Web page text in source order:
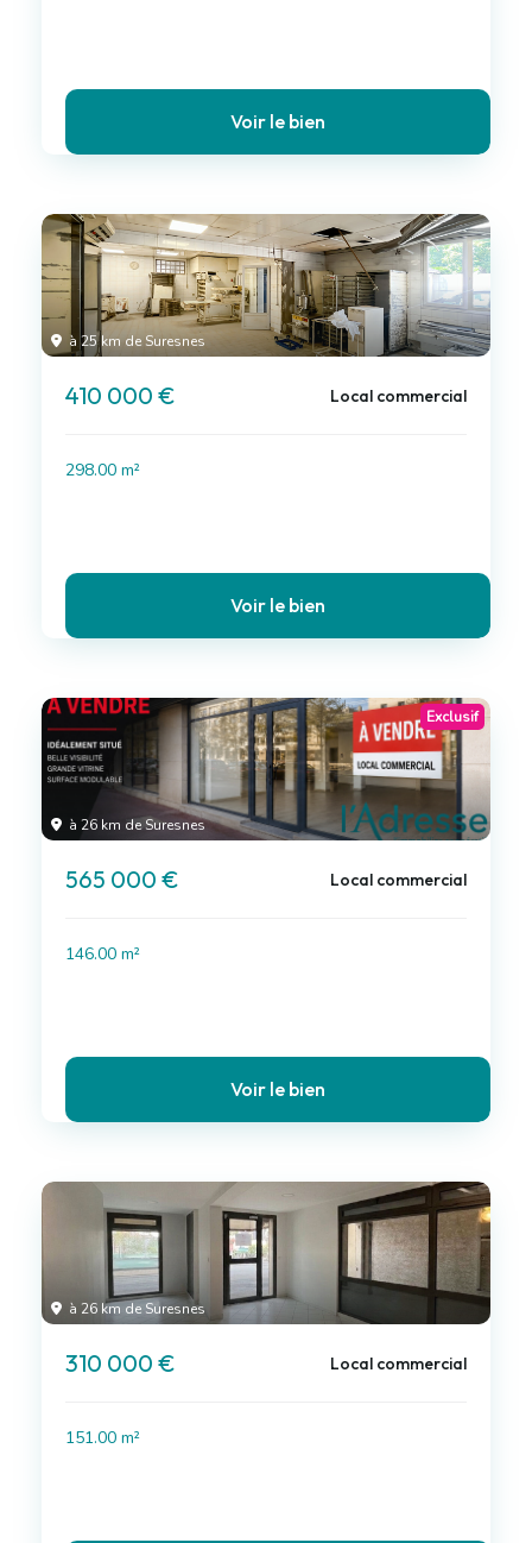
Voir le bien
à 25 km de Suresnes
410 000 € Local commercial
298.00 m²
Voir le bien
à 26 km de Suresnes
Exclusif
565 000 € Local commercial
146.00 m²
Voir le bien
à 26 km de Suresnes
310 000 € Local commercial
151.00 m²